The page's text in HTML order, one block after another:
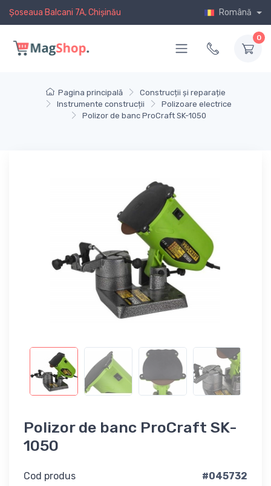
Șoseaua Balcani 7A, Chișinău Română
0
Pagina principală
Construcții și reparație
Instrumente construcții
Polizoare electrice
Polizor de banc ProCraft SK-1050
Polizor de banc ProCraft SK-
1050
Cod produs #045732